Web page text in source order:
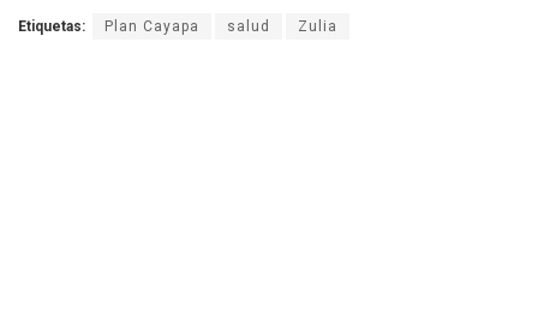
Etiquetas: Plan Cayapa salud Zulia